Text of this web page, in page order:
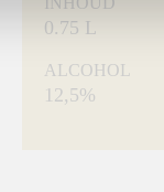
0.75 L
ALCOHOL
12,5%